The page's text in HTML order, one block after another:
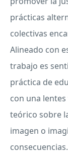
prácticas
colectivas
Alineado con
trabajo es
práctica de
con una
teórico sobre
imagen o